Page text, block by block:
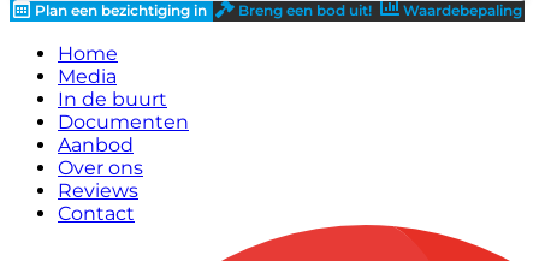
Plan een bezichtiging in
Breng een bod uit! Waardebepaling
Home
Media
In de buurt
Documenten
Aanbod
Over ons
Reviews
Contact